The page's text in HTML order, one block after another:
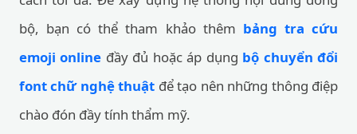
bộ, bạn có thể tham khảo thêm bảng tra cứu
emoji online đầy đủ hoặc áp dụng bộ chuyển đổi
font chữ nghệ thuật để tạo nên những thông điệp
chào đón đầy tính thẩm mỹ.